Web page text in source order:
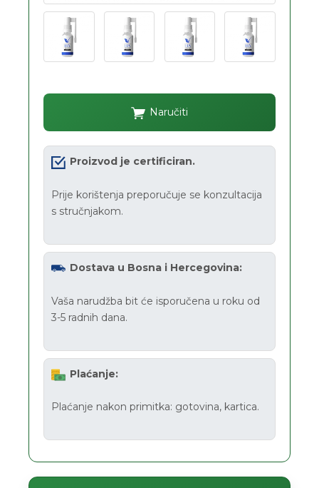
Naručiti
Proizvod je certificiran.
Prije korištenja preporučuje se konzultacija
s stručnjakom.
Dostava u Bosna i Hercegovina:
Vaša narudžba bit će isporučena u roku od
3-5 radnih dana.
Plaćanje:
Plaćanje nakon primitka: gotovina, kartica.